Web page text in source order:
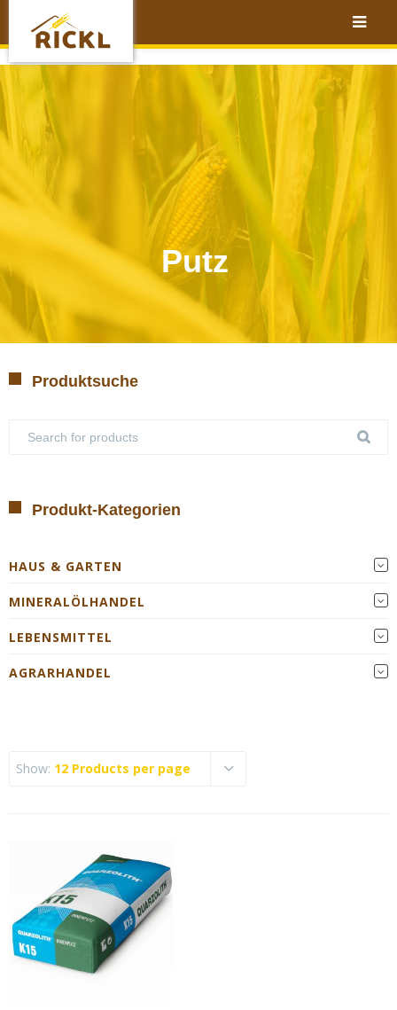
Putz
Show: 12 Products per page
Produktsuche
Produkt-Kategorien
HAUS & GARTEN
MINERALÖLHANDEL
LEBENSMITTEL
AGRARHANDEL